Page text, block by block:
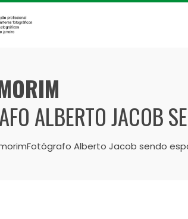
ALBERTO JACOB
Alberto Jacob sendo